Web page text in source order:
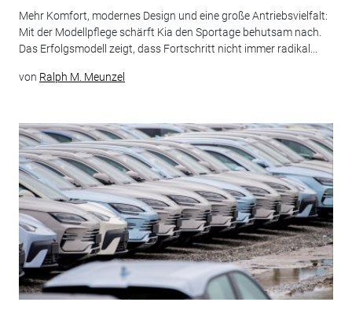
Mehr Komfort, modernes Design und eine große Antriebsvielfalt:
Mit der Modellpflege schärft Kia den Sportage behutsam nach.
Das Erfolgsmodell zeigt, dass Fortschritt nicht immer radikal...
von Ralph M. Meunzel